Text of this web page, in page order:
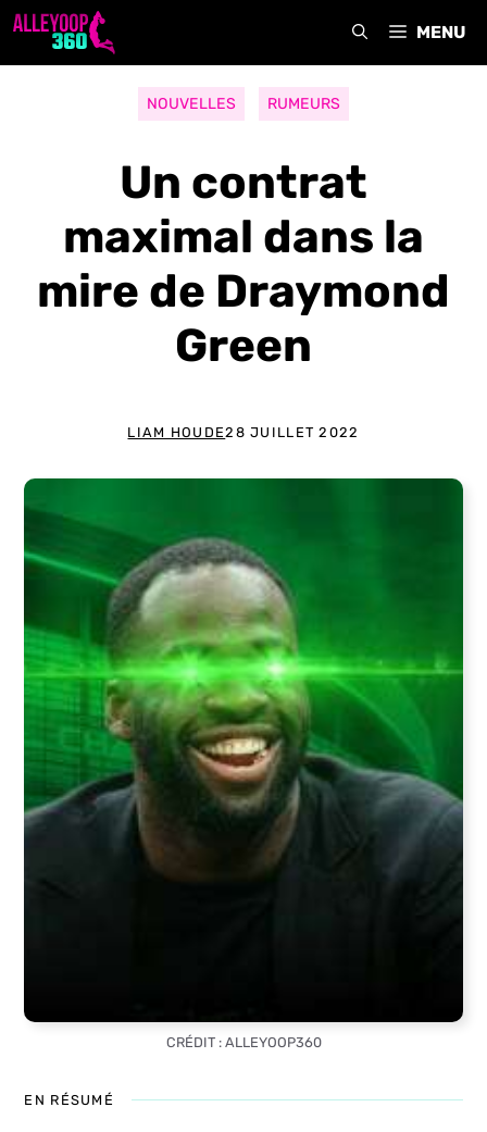
Aller
MENU
NOUVELLES RUMEURS
Un contrat
maximal dans la
mire de Draymond
Green
LIAM HOUDE28 JUILLET 2022
CRÉDIT : ALLEYOOP360
EN RÉSUMÉ